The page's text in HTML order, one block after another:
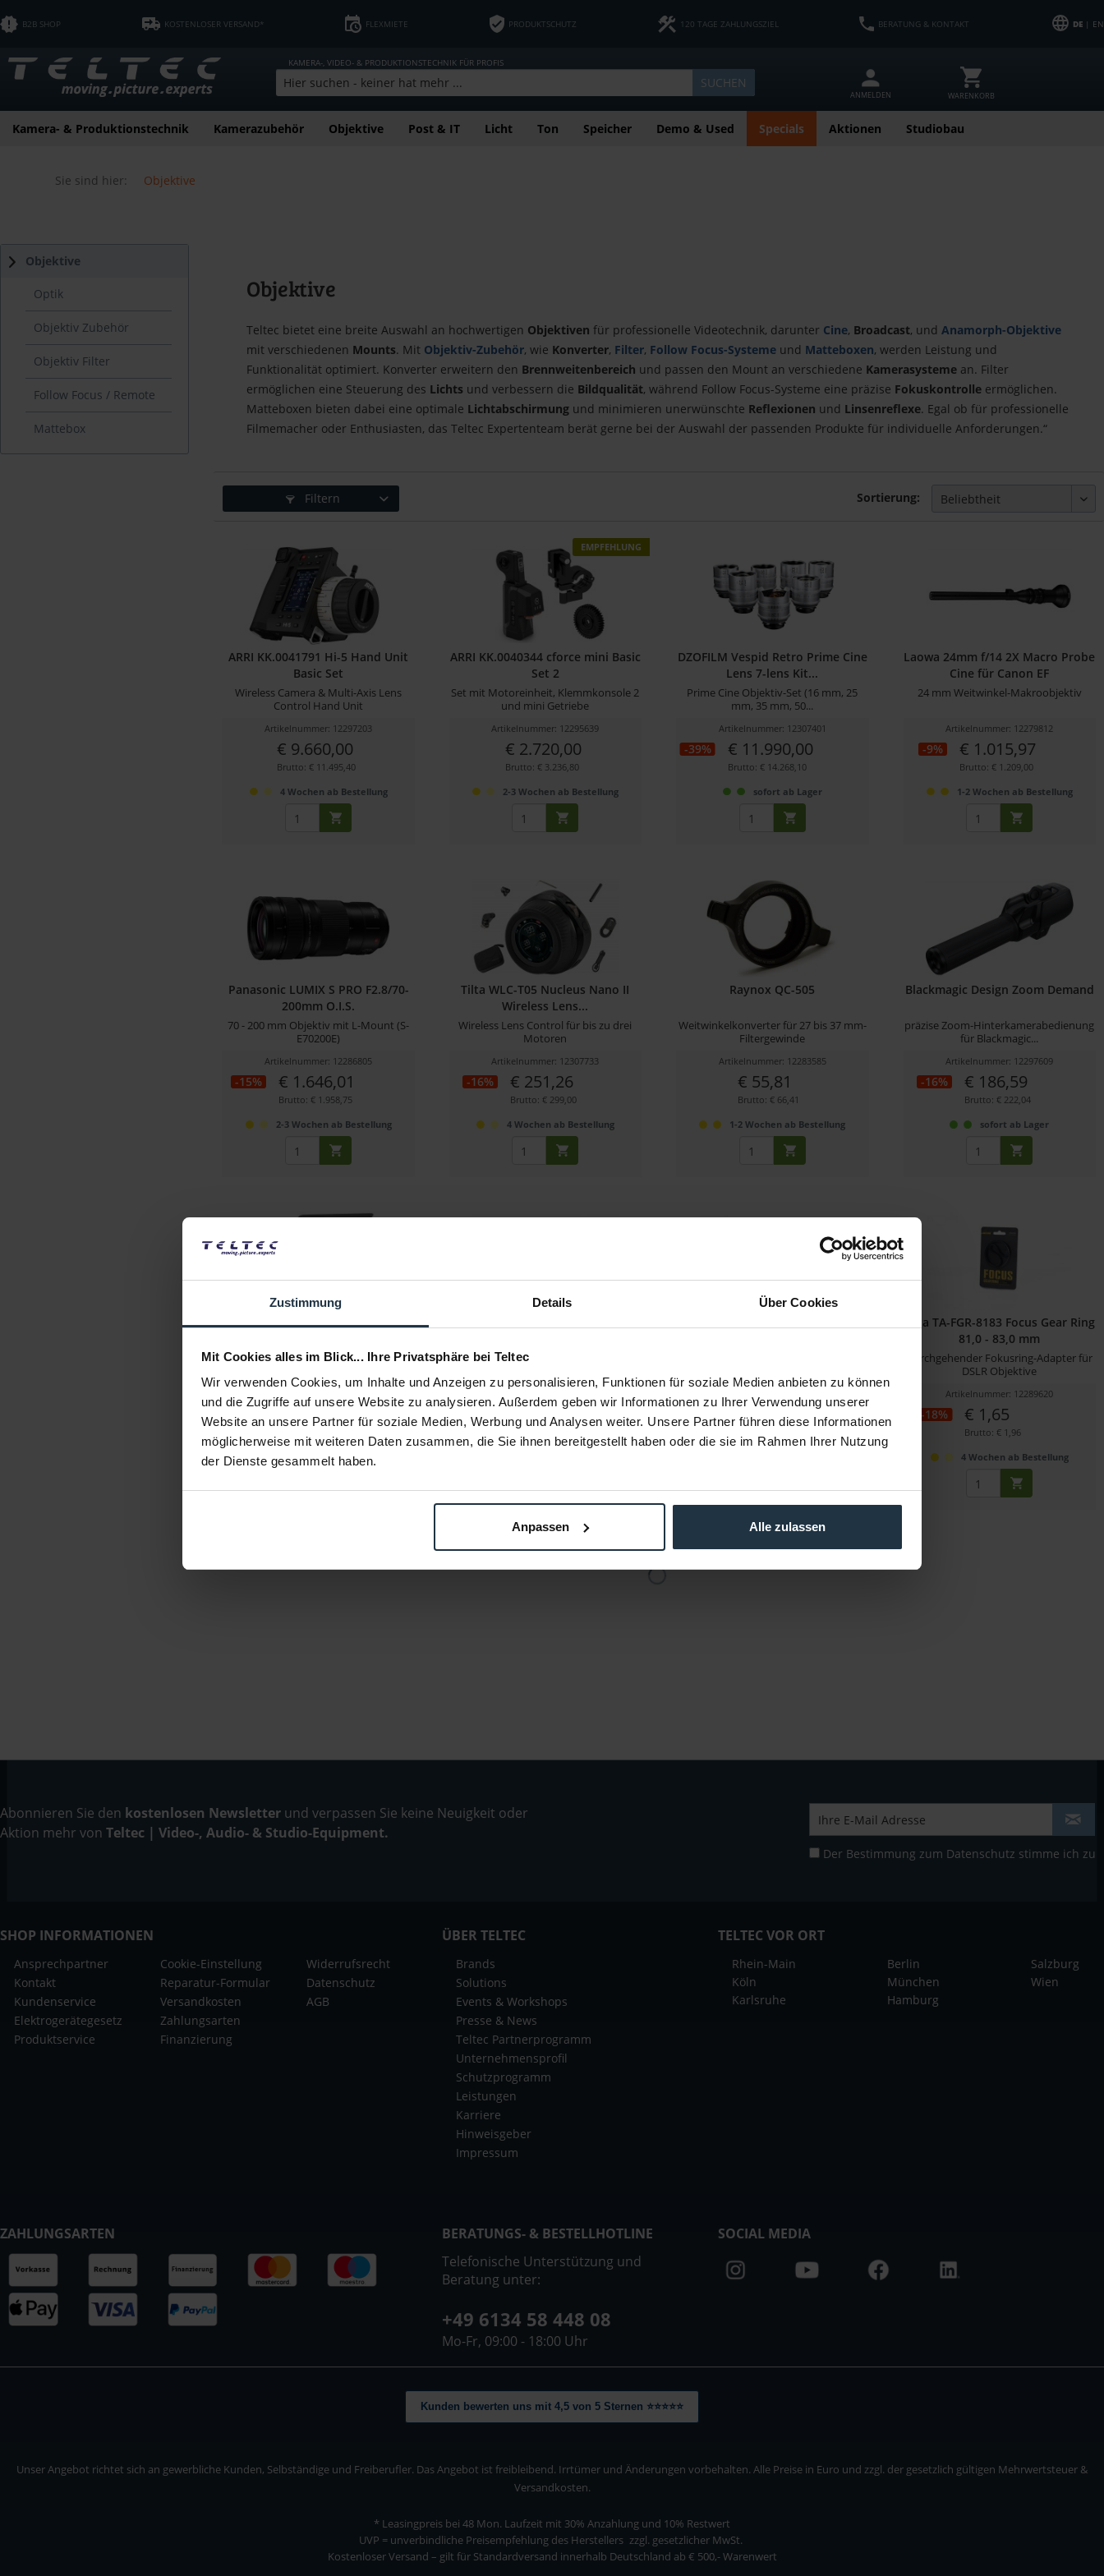
Zustimmung Details Über Cookies
Mit Cookies alles im Blick... Ihre Privatsphäre bei Teltec
Wir verwenden Cookies, um Inhalte und Anzeigen zu personalisieren, Funktionen für soziale Medien anbieten zu können
und die Zugriffe auf unsere Website zu analysieren. Außerdem geben wir Informationen zu Ihrer Verwendung unserer
Website an unsere Partner für soziale Medien, Werbung und Analysen weiter. Unsere Partner führen diese Informationen
möglicherweise mit weiteren Daten zusammen, die Sie ihnen bereitgestellt haben oder die sie im Rahmen Ihrer Nutzung
der Dienste gesammelt haben.
Anpassen Alle zulassen
B2B SHOP KOSTENLOSER VERSAND* FLEXMIETE PRODUKTSCHUTZ 120 TAGE ZAHLUNGSZIEL BERATUNG & KONTAKT DE| EN
KAMERA-, VIDEO- & PRODUKTIONSTECHNIK FÜR PROFIS
SUCHEN
ANMELDEN WARENKORB
Kamera- & Produktionstechnik Kamerazubehör Objektive Post & IT Licht Ton Speicher Demo & Used Specials Aktionen Studiobau
Sie sind hier: Objektive
Objektive
Optik
Objektiv Zubehör
Objektiv Filter
Follow Focus / Remote
Mattebox
Objektive
Teltec bietet eine breite Auswahl an hochwertigen Objektiven für professionelle Videotechnik, darunter Cine, Broadcast, und Anamorph-Objektive
mit verschiedenen Mounts. Mit Objektiv-Zubehör, wie Konverter, Filter, Follow Focus-Systeme und Matteboxen, werden Leistung und
Funktionalität optimiert. Konverter erweitern den Brennweitenbereich und passen den Mount an verschiedene Kamerasysteme an. Filter
ermöglichen eine Steuerung des Lichts und verbessern die Bildqualität, während Follow Focus-Systeme eine präzise Fokuskontrolle ermöglichen.
Matteboxen bieten dabei eine optimale Lichtabschirmung und minimieren unerwünschte Reflexionen und Linsenreflexe. Egal ob für professionelle
Filmemacher oder Enthusiasten, das Teltec Expertenteam berät gerne bei der Auswahl der passenden Produkte für individuelle Anforderungen.“
Filtern Sortierung:
ARRI KK.0041791 Hi-5 Hand Unit
Basic Set
Wireless Camera & Multi-Axis Lens
Control Hand Unit
Artikelnummer: 12297203
€ 9.660,00
Brutto: € 11.495,40
4 Wochen ab Bestellung
EMPFEHLUNG
ARRI KK.0040344 cforce mini Basic
Set 2
Set mit Motoreinheit, Klemmkonsole 2
und mini Getriebe
Artikelnummer: 12295639
€ 2.720,00
Brutto: € 3.236,80
2-3 Wochen ab Bestellung
DZOFILM Vespid Retro Prime Cine
Lens 7-lens Kit...
Prime Cine Objektiv-Set (16 mm, 25
mm, 35 mm, 50...
Artikelnummer: 12307401
-39% € 11.990,00
Brutto: € 14.268,10
sofort ab Lager
Laowa 24mm f/14 2X Macro Probe
Cine für Canon EF
24 mm Weitwinkel-Makroobjektiv
Artikelnummer: 12279812
-9% € 1.015,97
Brutto: € 1.209,00
1-2 Wochen ab Bestellung
Panasonic LUMIX S PRO F2.8/70-
200mm O.I.S.
70 - 200 mm Objektiv mit L-Mount (S-
E70200E)
Artikelnummer: 12286805
-15% € 1.646,01
Brutto: € 1.958,75
2-3 Wochen ab Bestellung
Tilta WLC-T05 Nucleus Nano II
Wireless Lens...
Wireless Lens Control für bis zu drei
Motoren
Artikelnummer: 12307733
-16% € 251,26
Brutto: € 299,00
4 Wochen ab Bestellung
Raynox QC-505
Weitwinkelkonverter für 27 bis 37 mm-
Filtergewinde
Artikelnummer: 12283585
€ 55,81
Brutto: € 66,41
1-2 Wochen ab Bestellung
Blackmagic Design Zoom Demand
präzise Zoom-Hinterkamerabedienung
für Blackmagic...
Artikelnummer: 12297609
-16% € 186,59
Brutto: € 222,04
sofort ab Lager
Tilta Mirage VND Kit
Clamp-On Matte Box Kit inkl. Nucleus
€ 310,10
sofort ab Lager
Objektiv-Reinigungsset mit
-45% € 11,00
Brutto: € 13,09
-15% € 1,70
Tilta TA-FGR-8183 Focus Gear Ring
81,0 - 83,0 mm
Durchgehender Fokusring-Adapter für
DSLR Objektive
Artikelnummer: 12289620
-18% € 1,65
Brutto: € 1,96
4 Wochen ab Bestellung
Abonnieren Sie den kostenlosen Newsletter und verpassen Sie keine Neuigkeit oder
Aktion mehr von Teltec | Video-, Audio- & Studio-Equipment.
Der Bestimmung zum Datenschutz stimme ich zu
SHOP INFORMATIONEN
Ansprechpartner
Kontakt
Kundenservice
Elektrogerätegesetz
Produktservice
Cookie-Einstellung
Reparatur-Formular
Versandkosten
Zahlungsarten
Finanzierung
Widerrufsrecht
Datenschutz
AGB
ÜBER TELTEC
Brands
Solutions
Events & Workshops
Presse & News
Teltec Partnerprogramm
Unternehmensprofil
Schutzprogramm
Leistungen
Karriere
Hinweisgeber
Impressum
TELTEC VOR ORT
Rhein-Main
Köln
Karlsruhe
Berlin
München
Hamburg
Salzburg
Wien
ZAHLUNGSARTEN
BERATUNGS- & BESTELLHOTLINE
Telefonische Unterstützung und
Beratung unter:
+49 6134 58 448 08
Mo-Fr, 09:00 - 18:00 Uhr
SOCIAL MEDIA
Kunden bewerten uns mit 4,5 von 5 Sternen ⭐⭐⭐⭐⭐
Unser Angebot richtet sich an gewerbliche Kunden, Selbständige und Freiberufler. Das Angebot ist freibleibend. Irrtümer und Änderungen vorbehalten. Alle Preise in Euro und zzgl. der gesetzlich gültigen Mehrwertsteuer &
Versandkosten.
* Leasingpreis bei 48 Mon. Laufzeit mit 30% Anzahlung und 10% Restwert
UVP = unverbindliche Preisempfehlung des Herstellers zzgl. gesetzlicher MwSt.
Kostenloser Versand – gilt für Standardversand innerhalb Deutschland ab € 500,- Warenwert